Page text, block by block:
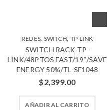
REDES, SWITCH, TP-LINK
SWITCH RACK TP-
LINK/48PTOS FAST/19″/SAVE
ENERGY 50%/TL-SF1048
$2,399.00
AÑADIR AL CARRITO